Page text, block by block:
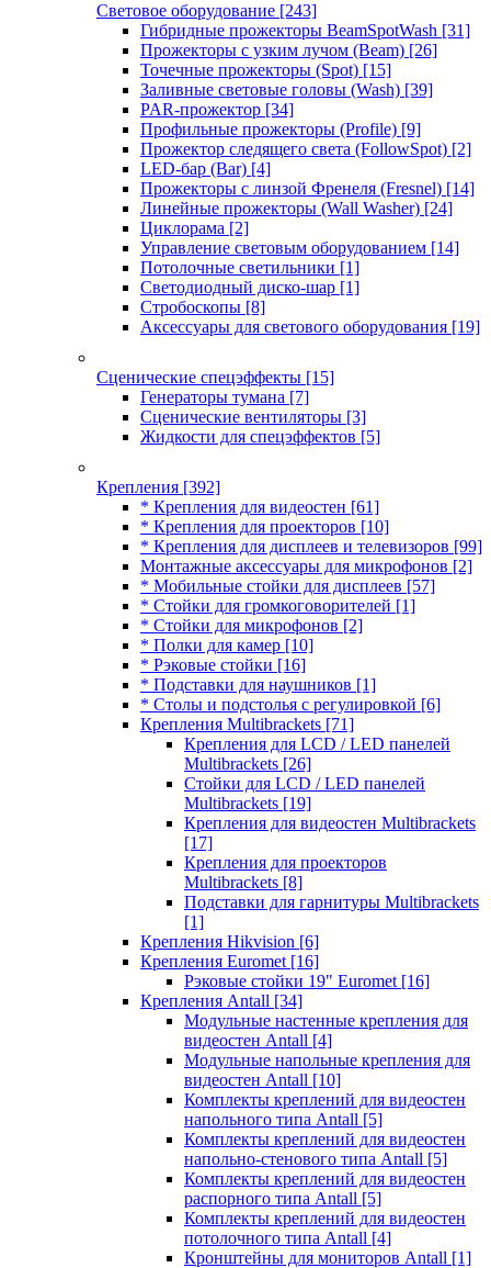
Световое оборудование [243]
Гибридные прожекторы BeamSpotWash [31]
Прожекторы с узким лучом (Beam) [26]
Точечные прожекторы (Spot) [15]
Заливные световые головы (Wash) [39]
PAR-прожектор [34]
Профильные прожекторы (Profile) [9]
Прожектор следящего света (FollowSpot) [2]
LED-бар (Bar) [4]
Прожекторы с линзой Френеля (Fresnel) [14]
Линейные прожекторы (Wall Washer) [24]
Циклорама [2]
Управление световым оборудованием [14]
Потолочные светильники [1]
Светодиодный диско-шар [1]
Стробоскопы [8]
Аксессуары для светового оборудования [19]
Сценические спецэффекты [15]
Генераторы тумана [7]
Сценические вентиляторы [3]
Жидкости для спецэффектов [5]
Крепления [392]
* Крепления для видеостен [61]
* Крепления для проекторов [10]
* Крепления для дисплеев и телевизоров [99]
Монтажные аксессуары для микрофонов [2]
* Мобильные стойки для дисплеев [57]
* Стойки для громкоговорителей [1]
* Стойки для микрофонов [2]
* Полки для камер [10]
* Рэковые стойки [16]
* Подставки для наушников [1]
* Столы и подстолья с регулировкой [6]
Крепления Multibrackets [71]
Крепления для LCD / LED панелей
Multibrackets [26]
Стойки для LCD / LED панелей
Multibrackets [19]
Крепления для видеостен Multibrackets
[17]
Крепления для проекторов
Multibrackets [8]
Подставки для гарнитуры Multibrackets
[1]
Крепления Hikvision [6]
Крепления Euromet [16]
Рэковые стойки 19" Euromet [16]
Крепления Antall [34]
Модульные настенные крепления для
видеостен Antall [4]
Модульные напольные крепления для
видеостен Antall [10]
Комплекты креплений для видеостен
напольного типа Antall [5]
Комплекты креплений для видеостен
напольно-стенового типа Antall [5]
Комплекты креплений для видеостен
распорного типа Antall [5]
Комплекты креплений для видеостен
потолочного типа Antall [4]
Кронштейны для мониторов Antall [1]